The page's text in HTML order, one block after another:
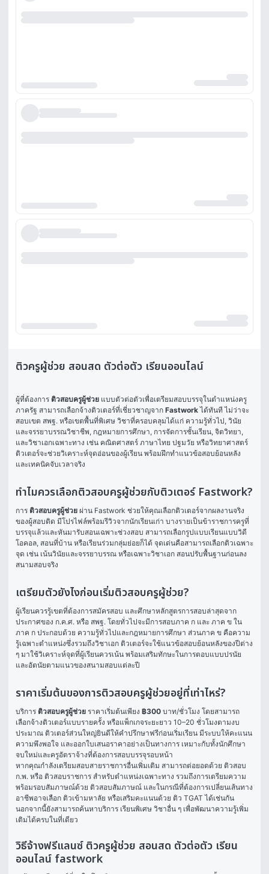
ติวครูผู้ช่วย สอนสด ตัวต่อตัว เรียนออนไลน์
ผู้ที่ต้องการ ติวสอบครูผู้ช่วย แบบตัวต่อตัวเพื่อเตรียมสอบบรรจุในตำแหน่งครู
ภาครัฐ สามารถเลือกจ้างติวเตอร์ที่เชี่ยวชาญจาก Fastwork ได้ทันที ไม่ว่าจะ
สอบเขต สพฐ. หรือเขตพื้นที่พิเศษ วิชาที่ครอบคลุมได้แก่ ความรู้ทั่วไป, วินัย
และจรรยาบรรณวิชาชีพ, กฎหมายการศึกษา, การจัดการชั้นเรียน, จิตวิทยา,
และวิชาเอกเฉพาะทาง เช่น คณิตศาสตร์ ภาษาไทย ปฐมวัย หรือวิทยาศาสตร์
ติวเตอร์จะช่วยวิเคราะห์จุดอ่อนของผู้เรียน พร้อมฝึกทำแนวข้อสอบย้อนหลัง
และเทคนิคจับเวลาจริง
ทำไมควรเลือกติวสอบครูผู้ช่วยกับติวเตอร์ Fastwork?
การ ติวสอบครูผู้ช่วย ผ่าน Fastwork ช่วยให้คุณเลือกติวเตอร์จากผลงานจริง
ของผู้สอบติด มีโปรไฟล์พร้อมรีวิวจากนักเรียนเก่า บางรายเป็นข้าราชการครูที่
บรรจุแล้วและหันมารับสอนเฉพาะช่วงสอบ สามารถเลือกรูปแบบเรียนแบบวิดี
โอคอล, สอนที่บ้าน หรือเรียนร่วมกลุ่มย่อยก็ได้ จุดเด่นคือสามารถเลือกติวเฉพาะ
จุด เช่น เน้นวินัยและจรรยาบรรณ หรือเฉพาะวิชาเอก สอนปรับพื้นฐานก่อนลง
สนามสอบจริง
เตรียมตัวยังไงก่อนเริ่มติวสอบครูผู้ช่วย?
ผู้เรียนควรรู้เขตที่ต้องการสมัครสอบ และศึกษาหลักสูตรการสอบล่าสุดจาก
ประกาศของ ก.ค.ศ. หรือ สพฐ. โดยทั่วไปจะมีการสอบภาค ก และ ภาค ข ใน
ภาค ก ประกอบด้วย ความรู้ทั่วไปและกฎหมายการศึกษา ส่วนภาค ข คือความ
รู้เฉพาะตำแหน่งซึ่งรวมถึงวิชาเอก ติวเตอร์จะใช้แนวข้อสอบย้อนหลังของปีต่าง
ๆ มาใช้วิเคราะห์จุดที่ผู้เรียนควรเน้น พร้อมเสริมทักษะในการตอบแบบปรนัย
และอัตนัยตามแนวของสนามสอบแต่ละปี
ราคาเริ่มต้นของการติวสอบครูผู้ช่วยอยู่ที่เท่าไหร่?
บริการ ติวสอบครูผู้ช่วย ราคาเริ่มต้นเพียง ฿300 บาท/ชั่วโมง โดยสามารถ
เลือกจ้างติวเตอร์แบบรายครั้ง หรือแพ็กเกจระยะยาว 10–20 ชั่วโมงตามงบ
ประมาณ ติวเตอร์ส่วนใหญ่ยินดีให้คำปรึกษาฟรีก่อนเริ่มเรียน มีระบบให้คะแนน
ความพึงพอใจ และออกใบเสนอราคาอย่างเป็นทางการ เหมาะกับทั้งนักศึกษา
จบใหม่และครูอัตราจ้างที่ต้องการสอบบรรจุรอบหน้า
หากคุณกำลังเตรียมสอบสายราชการอื่นเพิ่มเติม สามารถต่อยอดด้วย ติวสอบ
ก.พ. หรือ ติวสอบราชการ สำหรับตำแหน่งเฉพาะทาง รวมถึงการเตรียมความ
พร้อมรอบสัมภาษณ์ด้วย ติวสอบสัมภาษณ์ และในกรณีที่ต้องการเปลี่ยนเส้นทาง
อาชีพอาจเลือก ติวเข้ามหาลัย หรือเสริมคะแนนด้วย ติว TGAT ได้เช่นกัน
นอกจากนี้ยังสามารถค้นหาบริการ เรียนพิเศษ วิชาอื่น ๆ เพื่อพัฒนาความรู้เพิ่ม
เติมได้ครบในที่เดียว
วิธีจ้างฟรีแลนซ์ ติวครูผู้ช่วย สอนสด ตัวต่อตัว เรียน
ออนไลน์ fastwork